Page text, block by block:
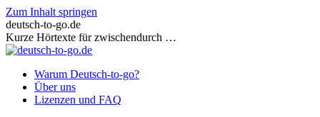
Zum Inhalt springen
deutsch-to-go.de
Kurze Hörtexte für zwischendurch …
Warum Deutsch-to-go?
Über uns
Lizenzen und FAQ